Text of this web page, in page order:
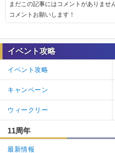
まだこの記事にはコメントがありませ
コメントお願いします！
イベント攻略
イベント攻略
キャンペーン
ウィークリー
11周年
最新情報